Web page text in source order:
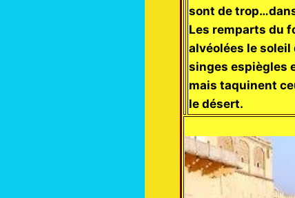
sont de
Les remparts du
alvéolées le
singes espiègles
mais taquinent
le désert.